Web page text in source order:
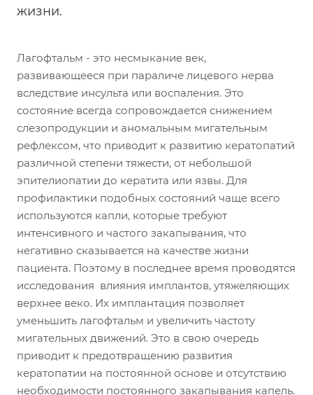
жизни.
Лагофтальм - это несмыкание век,
развивающееся при параличе лицевого нерва
вследствие инсульта или воспаления. Это
состояние всегда сопровождается снижением
слезопродукции и аномальным мигательным
рефлексом, что приводит к развитию кератопатий
различной степени тяжести, от небольшой
эпителиопатии до кератита или язвы. Для
профилактики подобных состояний чаще всего
используются капли, которые требуют
интенсивного и частого закапывания, что
негативно сказывается на качестве жизни
пациента. Поэтому в последнее время проводятся
исследования влияния имплантов, утяжеляющих
верхнее веко. Их имплантация позволяет
уменьшить лагофтальм и увеличить частоту
мигательных движений. Это в свою очередь
приводит к предотвращению развития
кератопатии на постоянной основе и отсутствию
необходимости постоянного закапывания капель.